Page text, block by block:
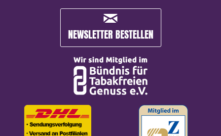
NEWSLETTER BESTELLEN